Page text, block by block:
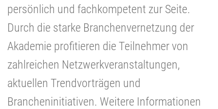
persönlich und fachkompetent zur Seite.
Durch die starke Branchenvernetzung der
Akademie profitieren die Teilnehmer von
zahlreichen Netzwerkveranstaltungen,
aktuellen Trendvorträgen und
Brancheninitiativen. Weitere Informationen